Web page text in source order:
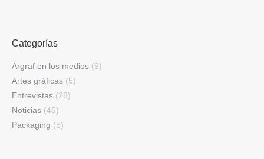
Categorías
Argraf en los medios (9)
Artes gráficas (5)
Entrevistas (28)
Noticias (46)
Packaging (5)